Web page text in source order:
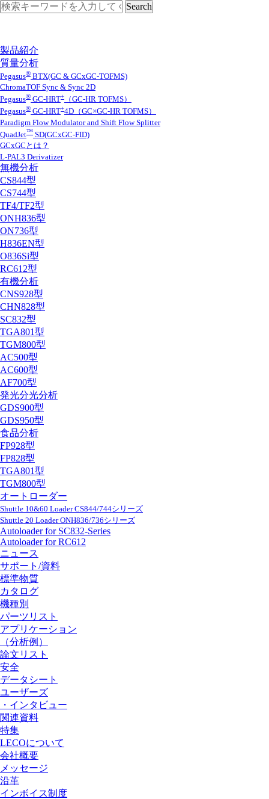
製品紹介
質量分析
Pegasus® BTX(GC & GCxGC-TOFMS)
ChromaTOF Sync & Sync 2D
Pegasus® GC-HRT+
（GC-HR TOFMS）
Pegasus® GC-HRT+4D（GC×GC-HR TOFMS）
Paradigm Flow Modulator and Shift Flow Splitter
QuadJet™ SD(GCxGC-FID)
GCxGCとは？
L-PAL3 Derivatizer
無機分析
CS844型
CS744型
TF4/TF2型
ONH836型
ON736型
H836EN型
O836Si型
RC612型
有機分析
CNS928型
CHN828型
SC832型
TGA801型
TGM800型
AC500型
AC600型
AF700型
発光分光分析
GDS900型
GDS950型
食品分析
FP928型
FP828型
TGA801型
TGM800型
オートローダー
Shuttle 10&60 Loader CS844/744シリーズ
Shuttle 20 Loader ONH836/736シリーズ
Autoloader for SC832-Series
Autoloader for RC612
ニュース
サポート/資料
標準物質
カタログ
機種別
パーツリスト
アプリケーション
（分析例）
論文リスト
安全
データシート
ユーザーズ
・インタビュー
関連資料
特集
LECOについて
会社概要
メッセージ
沿革
インボイス制度